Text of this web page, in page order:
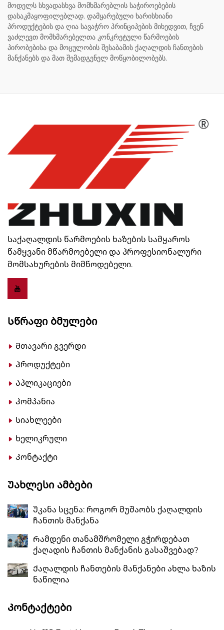
მოდელს სხვადასხვა მომხმარებლის საჭიროებების
დასაკმაყოფილებლად. დამყარებული ხარისხიანი
პროდუქტების და ღია სავაჭრო პრინციპების მიხედვით, ჩვენ
ვაძლევთ მომხმარებელთა კონკრეტული წარმოების
პირობებისა და მოცულობის შესაბამის ქაღალდის ჩანთების
მანქანებს და მათ შემადგენელ მოწყობილობებს.
Საქაღალდის წარმოების ხაზების სამყაროს
წამყვანი მწარმოებელი და პროფესიონალური
მომსახურების მიმწოდებელი.
Სწრაფი Ბმულები
Მთავარი გვერდი
Პროდუქტები
Აპლიკაციები
Კომპანია
Სიახლეები
Ხელიკრული
Კონტაქტი
Უახლესი Ამბები
Უკანა სცენა: როგორ მუშაობს ქაღალდის
ჩანთის მანქანა
Რამდენი თანამშრომელი გჭირდებათ
ქაღადის ჩანთის მანქანის გასაშვებად?
Ქაღალდის ჩანთების მანქანები ახლა ხაზის
ნაწილია
Კონტაქტები